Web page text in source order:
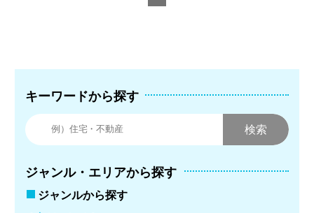
キーワードから探す
ジャンル・エリアから探す
ジャンルから探す